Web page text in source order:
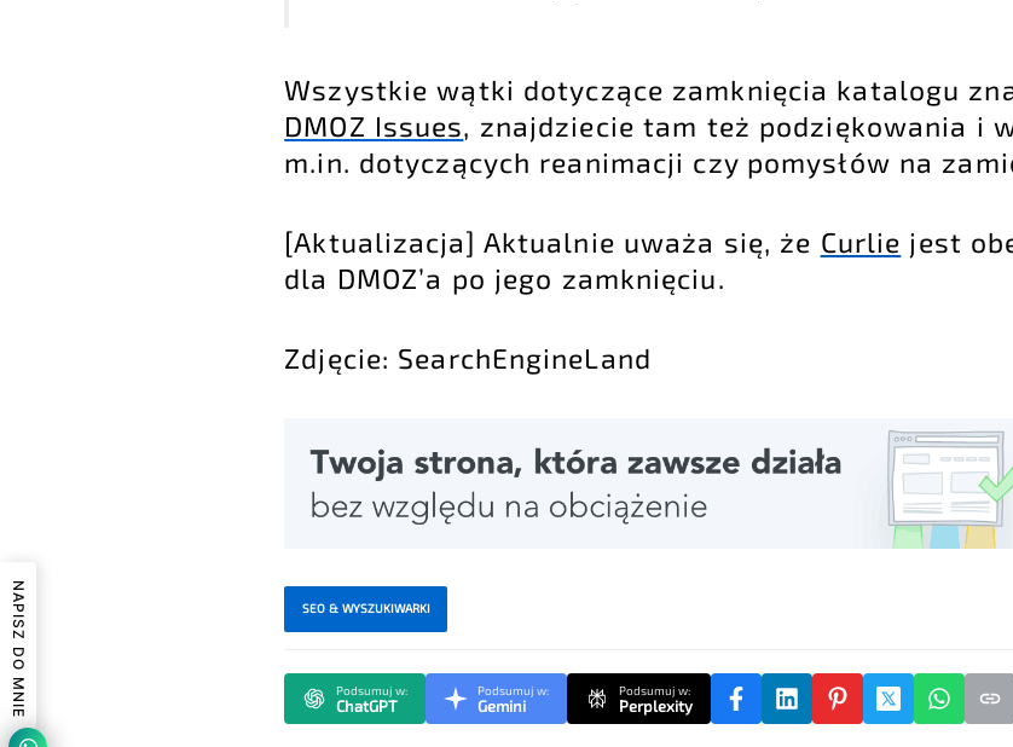
Wszystkie wątki dotyczące zamknięcia katalogu
DMOZ Issues, znajdziecie tam też podziękowania i
m.in. dotyczących reanimacji czy pomysłów na
[Aktualizacja] Aktualnie uważa się, że Curlie jest
dla DMOZ’a po jego zamknięciu.
Zdjęcie: SearchEngineLand
SEO & WYSZUKIWARKI
Podsumuj w:
ChatGPT
Podsumuj w:
Gemini
Podsumuj w:
Perplexity
NAPISZ DO MNIE